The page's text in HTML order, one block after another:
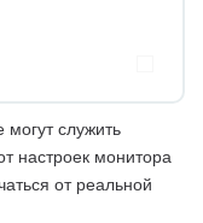
служить
настроек монитора
от реальной